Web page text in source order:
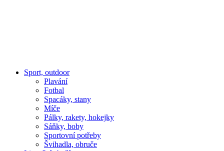
Sport, outdoor
Plavání
Fotbal
Spacáky, stany
Míče
Pálky, rakety, hokejky
Sáňky, boby
Sportovní potřeby
Švihadla, obruče